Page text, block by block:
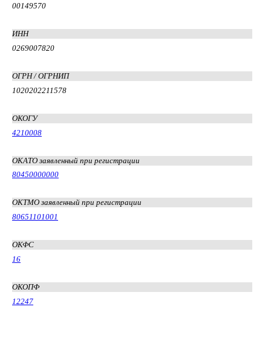
00149570
ИНН
0269007820
ОГРН / ОГРНИП
1020202211578
ОКОГУ
4210008
ОКАТО заявленный при регистрации
80450000000
ОКТМО заявленный при регистрации
80651101001
ОКФС
16
ОКОПФ
12247